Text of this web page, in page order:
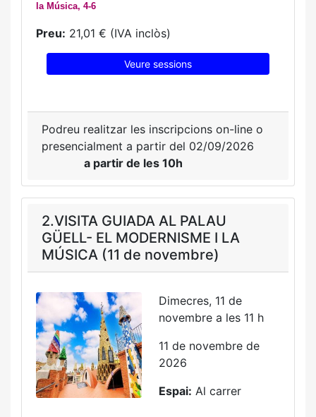
la Música, 4-6
Preu: 21,01 € (IVA inclòs)
Veure sessions
Podreu realitzar les inscripcions on-line o
presencialment a partir del 02/09/2026
a partir de les 10h
2.VISITA GUIADA AL PALAU
GÜELL- EL MODERNISME I LA
MÚSICA (11 de novembre)
Dimecres, 11 de
novembre a les 11 h
11 de novembre de
2026
Espai: Al carrer